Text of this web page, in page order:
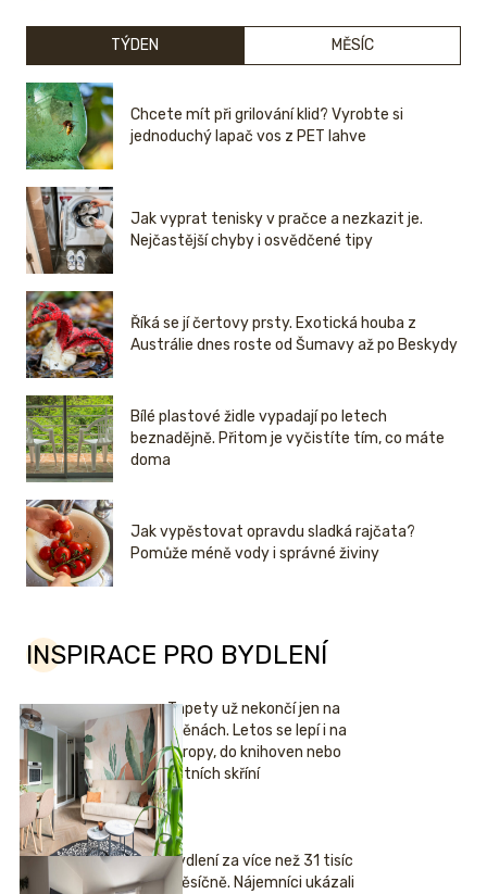
TÝDEN MĚSÍC
Chcete mít při grilování klid? Vyrobte si
jednoduchý lapač vos z PET lahve
Jak vyprat tenisky v pračce a nezkazit je.
Nejčastější chyby i osvědčené tipy
Říká se jí čertovy prsty. Exotická houba z
Austrálie dnes roste od Šumavy až po Beskydy
Bílé plastové židle vypadají po letech
beznadějně. Přitom je vyčistíte tím, co máte
doma
Jak vypěstovat opravdu sladká rajčata?
Pomůže méně vody i správné živiny
INSPIRACE PRO BYDLENÍ
Tapety už nekončí jen na
stěnách. Letos se lepí i na
stropy, do knihoven nebo
šatních skříní
Bydlení za více než 31 tisíc
měsíčně. Nájemníci ukázali